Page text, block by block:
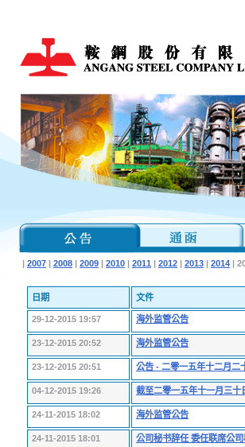
| 2007 | 2008 | 2009 | 2010 | 2011 | 2012 | 2013 | 2014 |
日期 文件
29-12-2015 19:57 海外监管公告
23-12-2015 20:52 海外监管公告
23-12-2015 20:51 公告 - 二零一五年十二月二
04-12-2015 19:26 截至二零一五年十一月三十
24-11-2015 18:02 海外监管公告
24-11-2015 18:01 公司秘书辞任 委任联席公